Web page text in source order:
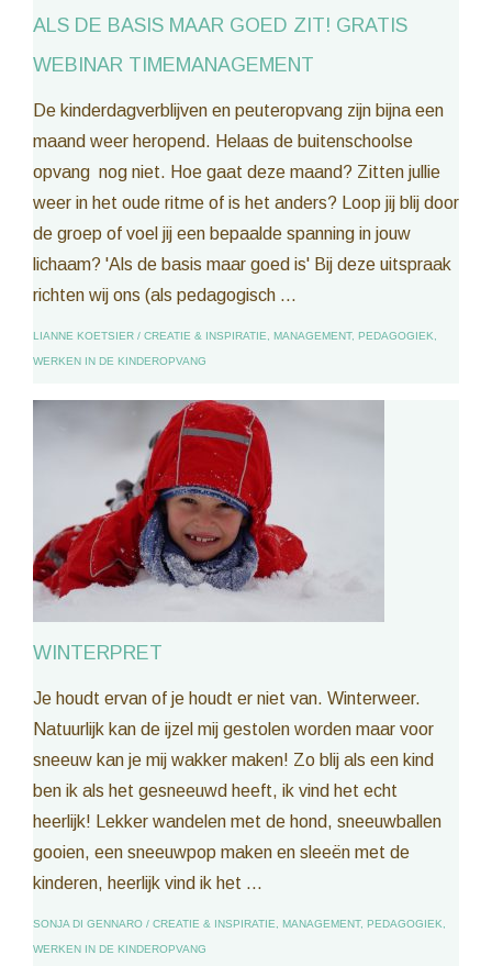
ALS DE BASIS MAAR GOED ZIT! GRATIS
WEBINAR TIMEMANAGEMENT
De kinderdagverblijven en peuteropvang zijn bijna een
maand weer heropend. Helaas de buitenschoolse
opvang nog niet. Hoe gaat deze maand? Zitten jullie
weer in het oude ritme of is het anders? Loop jij blij door
de groep of voel jij een bepaalde spanning in jouw
lichaam? 'Als de basis maar goed is' Bij deze uitspraak
richten wij ons (als pedagogisch ...
LIANNE KOETSIER / CREATIE & INSPIRATIE MANAGEMENT, PEDAGOGIEK
WERKEN IN DE KINDEROPVANG
WINTERPRET
Je houdt ervan of je houdt er niet van. Winterweer.
Natuurlijk kan de ijzel mij gestolen worden maar voor
sneeuw kan je mij wakker maken! Zo blij als een kind
ben ik als het gesneeuwd heeft, ik vind het echt
heerlijk! Lekker wandelen met de hond, sneeuwballen
gooien, een sneeuwpop maken en sleeën met de
kinderen, heerlijk vind ik het ...
SONJA DI GENNARO / CREATIE & INSPIRATIE MANAGEMENT, PEDAGOGIEK
WERKEN IN DE KINDEROPVANG